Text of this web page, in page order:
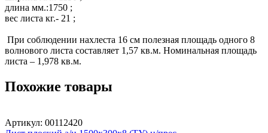
длина мм.:1750 ;
вес листа кг.- 21 ;
волнового листа составляет 1,57 кв.м. Номинальная площадь
листа – 1,978 кв.м.
Похожие товары
Артикул: 00112420